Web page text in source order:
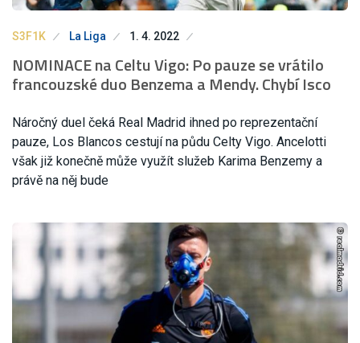
S3F1K La Liga 1. 4. 2022
NOMINACE na Celtu Vigo: Po pauze se vrátilo
francouzské duo Benzema a Mendy. Chybí Isco
Náročný duel čeká Real Madrid ihned po reprezentační
pauze, Los Blancos cestují na půdu Celty Vigo. Ancelotti
však již konečně může využít služeb Karima Benzemy a
právě na něj bude